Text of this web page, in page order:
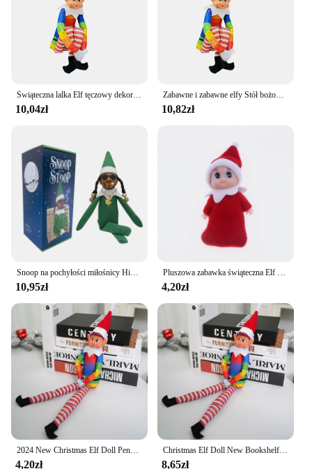
Świąteczna lalka Elf tęczowy dekoracja w formie figurki regał akcesoria dekoracja biurka akcesoria domowe mała wróżka Статуэткикошек
10,04zł
Zabawne i zabawne elfy Stół bożonarodzeniowy Ozdoby choinkowe Świąteczna lalka elfa do domu Navidad Dekoracje świąteczne na zewnątrz
10,82zł
Snoop na pochyłości miłośnicy Hip hopu bożonarodzeniowy Elf zachowający się źle pluszowy stół ozdoby z żywicy do ogrodu domowego
10,95zł
Pluszowa zabawka świąteczna Elf Behaving Badly | Nowość Długie gięte niegrzeczne chłopięce świąteczne elfy Doll | 12-calowe
4,20zł
2024 New Christmas Elf Doll Pendant Fairy Doll Christmas Decoration Doll Accessories Desk Ornaments Home Decorations Xmas
4,20zł
Christmas Elf Doll New Bookshelf Fairy Doll Christmas Doll Accessories Desk Ornaments Home Decorations
8,65zł